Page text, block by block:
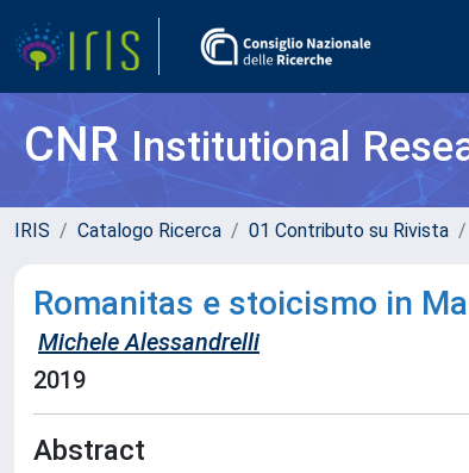
CNRInstitutional
IRIS Catalogo Ricerca 01 Contributo su Rivista
Romanitas e stoicismo in
Michele Alessandrelli
2019
Abstract